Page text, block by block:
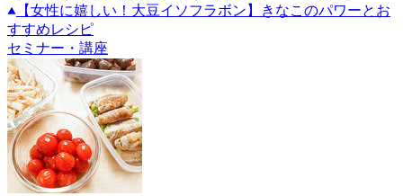
【女性に嬉しい！大豆イソフラボン】きなこのパワーとお
すすめレシピ
セミナー・講座